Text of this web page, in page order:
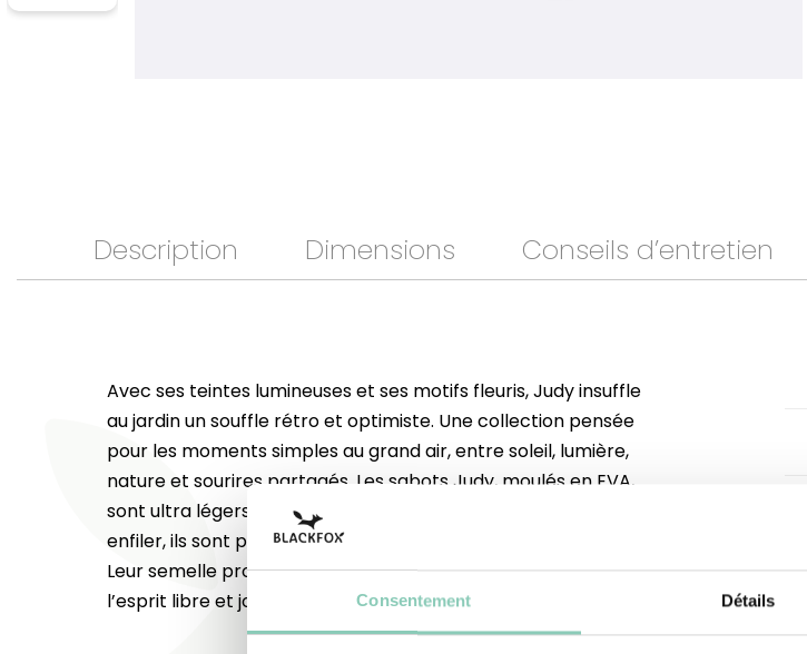
Consentement Détails
Description Dimensions Conseils d’entretien
Avec ses teintes lumineuses et ses motifs fleuris, Judy insuffle
au jardin un souffle rétro et optimiste. Une collection pensée
pour les moments simples au grand air, entre soleil, lumière,
nature et sourires partagés. Les sabots Judy, moulés en EVA,
sont ultra légers et agréables à porter au quotidien. Faciles à
enfiler, ils sont parfaits pour jardiner ou flâner pieds au sec.
Leur semelle profilée garantit confort et stabilité. Retrouvons
l’esprit libre et joyeux des années rétro !